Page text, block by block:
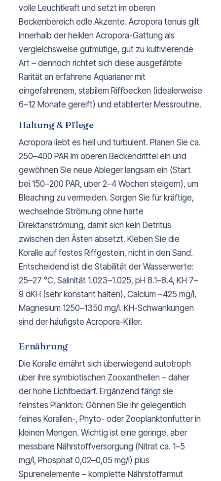
volle Leuchtkraft und setzt im oberen
Beckenbereich edle Akzente. Acropora tenuis gilt
innerhalb der heiklen Acropora-Gattung als
vergleichsweise gutmütige, gut zu kultivierende
Art – dennoch richtet sich diese ausgefärbte
Rarität an erfahrene Aquarianer mit
eingefahrenem, stabilem Riffbecken (idealerweise
6–12 Monate gereift) und etablierter Messroutine.
Haltung & Pflege
Acropora liebt es hell und turbulent. Planen Sie ca.
250–400 PAR im oberen Beckendrittel ein und
gewöhnen Sie neue Ableger langsam ein (Start
bei 150–200 PAR, über 2–4 Wochen steigern), um
Bleaching zu vermeiden. Sorgen Sie für kräftige,
wechselnde Strömung ohne harte
Direktanströmung, damit sich kein Detritus
zwischen den Ästen absetzt. Kleben Sie die
Koralle auf festes Riffgestein, nicht in den Sand.
Entscheidend ist die Stabilität der Wasserwerte:
25–27 °C, Salinität 1.023–1.025, pH 8.1–8.4, KH 7–
9 dKH (sehr konstant halten), Calcium ~425 mg/l,
Magnesium 1250–1350 mg/l. KH-Schwankungen
sind der häufigste Acropora-Killer.
Ernährung
Die Koralle ernährt sich überwiegend autotroph
über ihre symbiotischen Zooxanthellen – daher
der hohe Lichtbedarf. Ergänzend fängt sie
feinstes Plankton: Gönnen Sie ihr gelegentlich
feines Korallen-, Phyto- oder Zooplanktonfutter in
kleinen Mengen. Wichtig ist eine geringe, aber
messbare Nährstoffversorgung (Nitrat ca. 1–5
mg/l, Phosphat 0,02–0,05 mg/l) plus
Spurenelemente – komplette Nährstoffarmut